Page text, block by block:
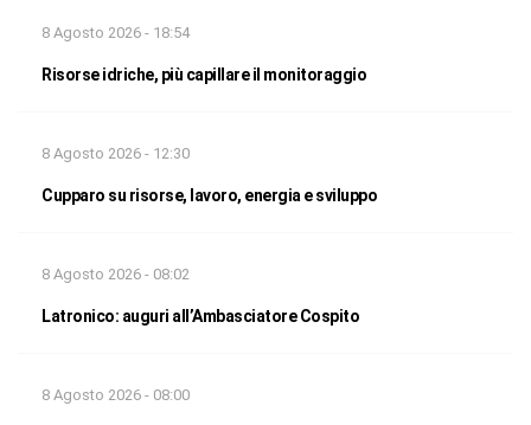
8 Agosto 2026 - 18:54
Risorse idriche, più capillare il monitoraggio
8 Agosto 2026 - 12:30
Cupparo su risorse, lavoro, energia e sviluppo
8 Agosto 2026 - 08:02
Latronico: auguri all’Ambasciatore Cospito
8 Agosto 2026 - 08:00